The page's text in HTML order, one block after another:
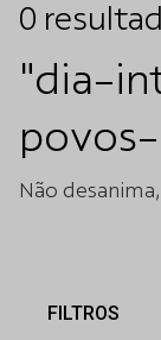
0
"dia-
Não
FILTROS